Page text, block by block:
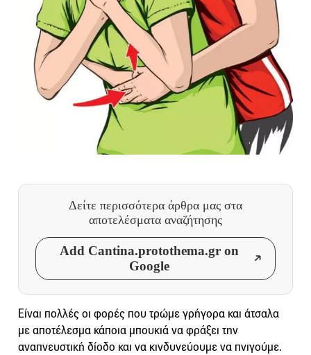
Δείτε περισσότερα άρθρα μας στα
αποτελέσματα αναζήτησης
Add Cantina.protothema.gr on
Google
Είναι πολλές οι φορές που τρώμε γρήγορα και άτσαλα
με αποτέλεσμα κάποια μπουκιά να φράξει την
αναπνευστική δίοδο και να κινδυνεύουμε να πνιγούμε.